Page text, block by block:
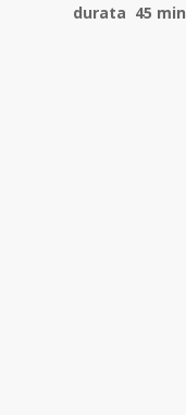
durata 45